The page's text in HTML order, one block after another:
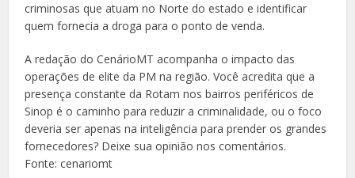
criminosas que atuam no Norte do estado e identificar
quem fornecia a droga para o ponto de venda.
A redação do CenárioMT acompanha o impacto das
operações de elite da PM na região. Você acredita que a
presença constante da Rotam nos bairros periféricos de
Sinop é o caminho para reduzir a criminalidade, ou o foco
deveria ser apenas na inteligência para prender os grandes
fornecedores? Deixe sua opinião nos comentários.
Fonte: cenariomt